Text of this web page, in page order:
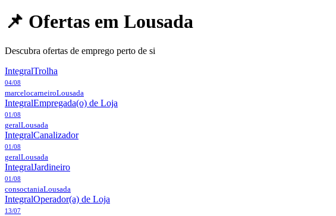
📌 Ofertas em Lousada
Descubra ofertas de emprego perto de si
IntegralTrolha
04/08
marcelocarneiroLousada
IntegralEmpregada(o) de Loja
01/08
geralLousada
IntegralCanalizador
01/08
geralLousada
IntegralJardineiro
01/08
consoctaniaLousada
IntegralOperador(a) de Loja
13/07